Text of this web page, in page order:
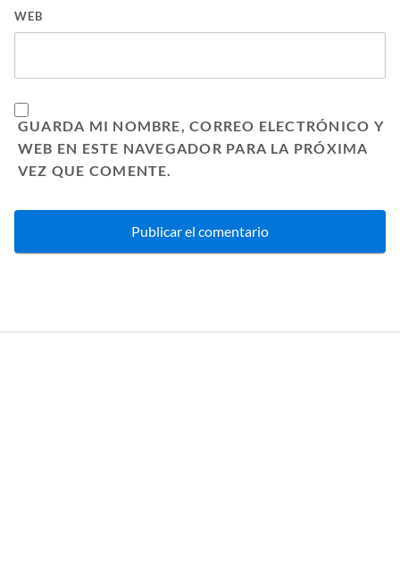
WEB
GUARDA MI NOMBRE, CORREO ELECTRÓNICO Y
WEB EN ESTE NAVEGADOR PARA LA PRÓXIMA
VEZ QUE COMENTE.